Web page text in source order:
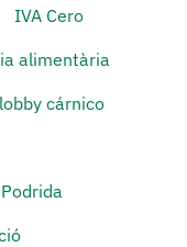
IVA Cero
alimentària
lobby cárnico